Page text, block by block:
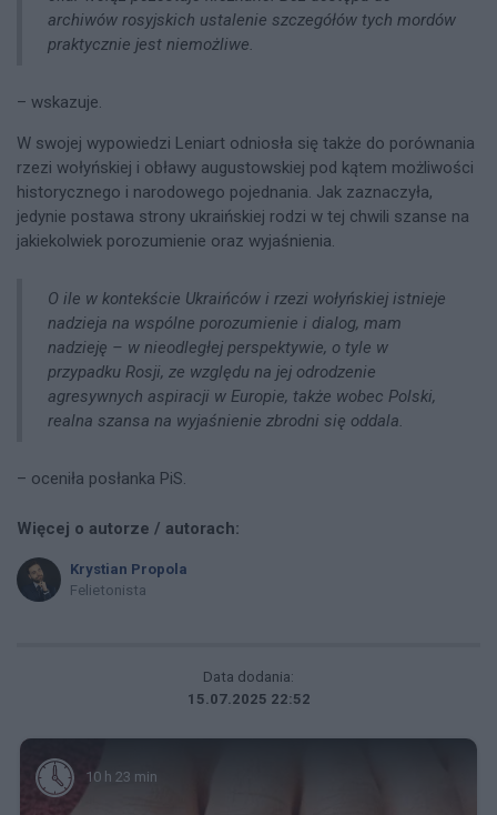
archiwów rosyjskich ustalenie szczegółów tych mordów
praktycznie jest niemożliwe.
– wskazuje.
W swojej wypowiedzi Leniart odniosła się także do porównania
rzezi wołyńskiej i obławy augustowskiej pod kątem możliwości
historycznego i narodowego pojednania. Jak zaznaczyła,
jedynie postawa strony ukraińskiej rodzi w tej chwili szanse na
jakiekolwiek porozumienie oraz wyjaśnienia.
O ile w kontekście Ukraińców i rzezi wołyńskiej istnieje
nadzieja na wspólne porozumienie i dialog, mam
nadzieję – w nieodległej perspektywie, o tyle w
przypadku Rosji, ze względu na jej odrodzenie
agresywnych aspiracji w Europie, także wobec Polski,
realna szansa na wyjaśnienie zbrodni się oddala.
– oceniła posłanka PiS.
Więcej o autorze / autorach:
Krystian Propola
Felietonista
Data dodania:
15.07.2025 22:52
10 h 23 min